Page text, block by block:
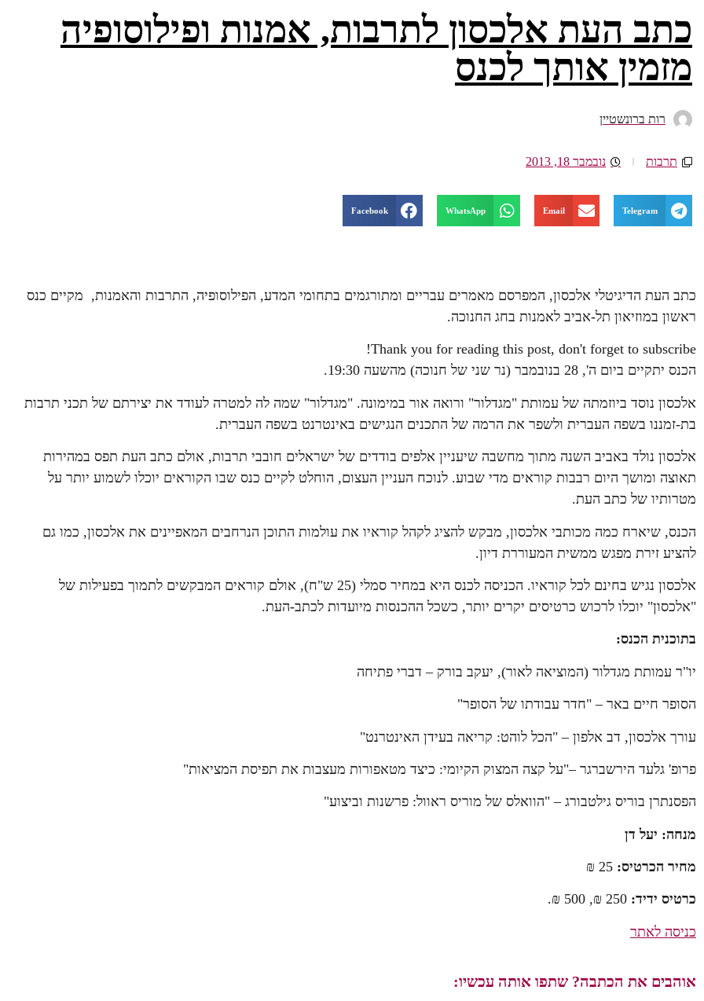
כתב העת אלכסון לתרבות, אמנות ופילוסופיה
מזמין אותך לכנס
רות ברונשטיין
תרבות נובמבר 18, 2013
Telegram
Email
WhatsApp
Facebook
כתב העת הדיגיטלי אלכסון, המפרסם מאמרים עבריים ומתורגמים בתחומי המדע, הפילוסופיה, התרבות והאמנות, מקיים כנס
ראשון במוזיאון תל-אביב לאמנות בחג החנוכה.
Thank you for reading this post, don't forget to subscribe!
הכנס יתקיים ביום ה', 28 בנובמבר (נר שני של חנוכה) מהשעה 19:30.
אלכסון נוסד ביוזמתה של עמותת "מגדלור" ורואה אור במימונה. "מגדלור" שמה לה למטרה לעודד את יצירתם של תכני תרבות
בת-זמננו בשפה העברית ולשפר את הרמה של התכנים הנגישים באינטרנט בשפה העברית.
אלכסון נולד באביב השנה מתוך מחשבה שיעניין אלפים בודדים של ישראלים חובבי תרבות, אולם כתב העת תפס במהירות
תאוצה ומושך היום רבבות קוראים מדי שבוע. לנוכח העניין העצום, הוחלט לקיים כנס שבו הקוראים יוכלו לשמוע יותר על
מטרותיו של כתב העת.
הכנס, שיארח כמה מכותבי אלכסון, מבקש להציג לקהל קוראיו את עולמות התוכן הנרחבים המאפיינים את אלכסון, כמו גם
להציע זירת מפגש ממשית המעוררת דיון.
אלכסון נגיש בחינם לכל קוראיו. הכניסה לכנס היא במחיר סמלי (25 ש"ח), אולם קוראים המבקשים לתמוך בפעילות של
"אלכסון" יוכלו לרכוש כרטיסים יקרים יותר, כשכל ההכנסות מיועדות לכתב-העת.
בתוכנית הכנס:
יו"ר עמותת מגדלור (המוציאה לאור), יעקב בורק – דברי פתיחה
הסופר חיים באר – "חדר עבודתו של הסופר"
עורך אלכסון, דב אלפון – "הכל לוהט: קריאה בעידן האינטרנט"
פרופ' גלעד הירשברגר –"על קצה המצוק הקיומי: כיצד מטאפורות מעצבות את תפיסת המציאות"
הפסנתרן בוריס גילטבורג – "הוואלס של מוריס ראוול: פרשנות וביצוע"
מנחה: יעל דן
מחיר הכרטיס:
כרטיס ידיד:
כניסה לאתר
אוהבים את הכתבה? שתפו אותה עכשיו: